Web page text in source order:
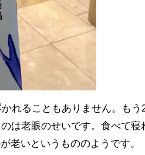
れることもありません。もう
は老眼のせいです。食べて寝
老いというもののようです。